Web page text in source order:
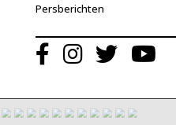
Persberichten